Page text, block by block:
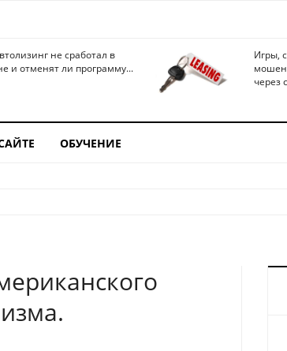
не сработал в
и отменят ли программу...
Игры,
через
ОБУЧЕНИЕ